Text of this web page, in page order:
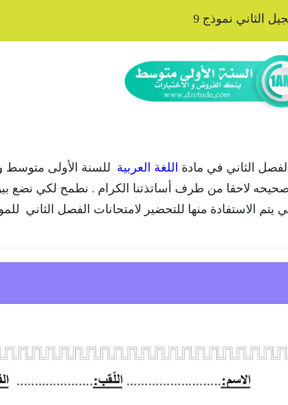
الثاني نموذج 9
الثاني في مادة اللغة العربية للسنة الأولى متوسط
لاحقا من طرف أساتذتنا الكرام . نطمح لكي نضع
يتم الاستفادة منها للتحضير لامتحانات الفصل الثاني للموسم